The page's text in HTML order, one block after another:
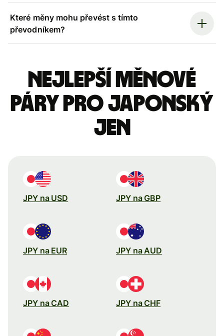
Které měny mohu převést s tímto
převodníkem?
Nejlepší měnové
páry pro japonský
jen
JPY na USD JPY na GBP
JPY na EUR JPY na AUD
JPY na CAD JPY na CHF